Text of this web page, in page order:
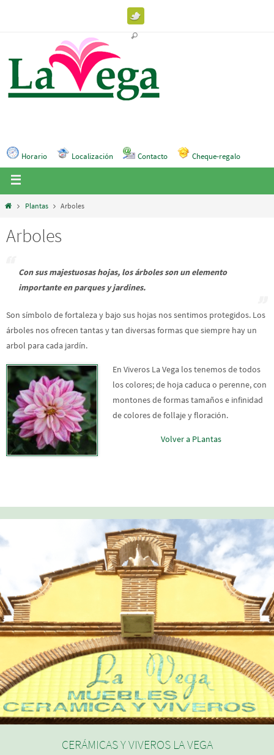
Horario Localización Contacto Cheque-regalo
Plantas Arboles
Arboles
Con sus majestuosas hojas, los árboles son un elemento
importante en parques y jardines.
Son símbolo de fortaleza y bajo sus hojas nos sentimos protegidos. Los
árboles nos ofrecen tantas y tan diversas formas que siempre hay un
arbol para cada jardín.
En Viveros La Vega los tenemos de todos
los colores; de hoja caduca o perenne, con
montones de formas tamaños e infinidad
de colores de follaje y floración.
Volver a PLantas
CERÁMICAS Y VIVEROS LA VEGA